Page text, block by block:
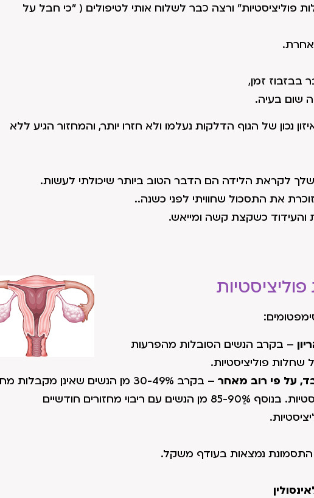
פוליציסטיות" ורצה כבר לשלוח אותי לטיפולים ( "כי חבל על
אחרת.
בבזבוז זמן,
שום בעיה.
נכון של הגוף הדלקות נעלמו ולא חזרו יותר, והמחזור הגיע ללא
שלך לקראת הלידה הם הדבר הטוב ביותר שיכולתי לעשות.
את התסכול שחוויתי לפני כשנה..
והעידוד כשקצת קשה ומייאש.
– בקרב הנשים הסובלות מהפרעות
על פי רוב מאחר
– בקרב 30-49% מן הנשים שאינן מקבלות
חודשי (אמינוריאה), הדבר נובע משחלות פוליציסטיות. בנוסף 85-90%ֵ מן הנשים עם ריבוי מחזורים חודשיים